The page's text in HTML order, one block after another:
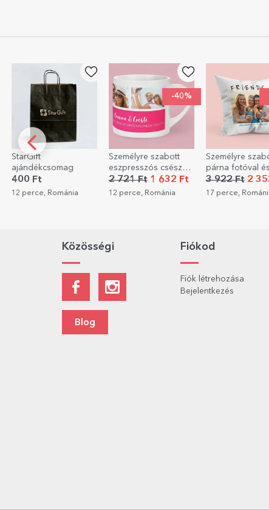
Románia
-40%
Személyre szabott
eszpresszós csésze
3 fotóval és
szöveggel
2 721 Ft1 632 Ft
12 perce, Románia
-40%
Személyre szabott
párna fotóval és
üzenettel – FRIENDS
3 922 Ft2 353 Ft
17 perce, Románia
Közösségi
Blog
Fiókod
Fiók létrehozása
Bejelentkezés